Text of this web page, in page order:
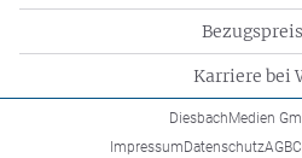
Karriere bei
DiesbachMedien
ImpressumDatenschutzAGB